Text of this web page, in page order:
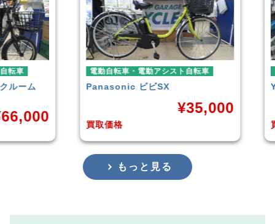
ム
電動自転車・電動アシスト自転車
PanasonicビビSX
買取価格
35,000
買取
もっと見る